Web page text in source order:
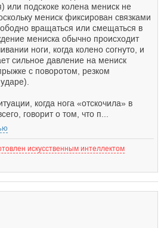
или подскоке колена мениск не
мениск фиксирован связками
вращаться или смещаться в
мениска обычно происходит
ноги, когда колено согнуто, и
сильное давление на мениск
с поворотом, резком
когда нога «отскочила» в
говорит о том, что п...
искусственным интеллектом